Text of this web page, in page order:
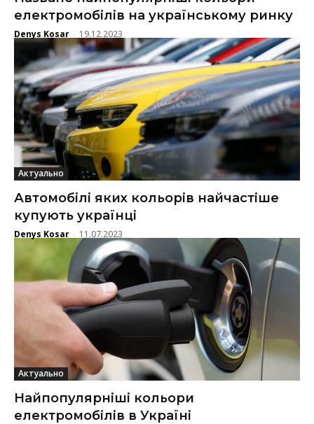
електромобілів на українському ринку
Denys Kosar - 19.12.2023
Актуально
Автомобілі яких кольорів найчастіше
купують українці
Denys Kosar - 11.07.2023
Актуально
Найпопулярніші кольори
електромобілів в Україні